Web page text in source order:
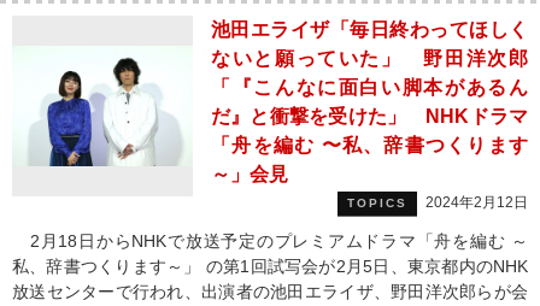
池田エライザ「毎日終わってほしく
ないと願っていた」 野田洋次郎
「『こんなに面白い脚本があるん
だ』と衝撃を受けた」 NHKドラマ
「舟を編む 〜私、辞書つくります
～」会見
TOPICS 2024年2月12日
2月18日からNHKで放送予定のプレミアムドラマ「舟を編む ～
私、辞書つくります～」 の第1回試写会が2月5日、東京都内のNHK
放送センターで行われ、出演者の池田エライザ、野田洋次郎らが会